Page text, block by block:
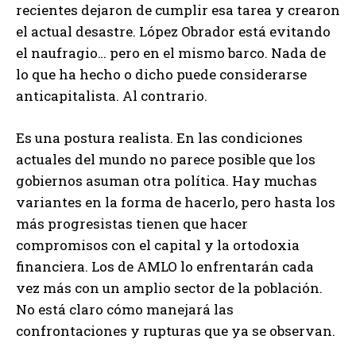
recientes dejaron de cumplir esa tarea y crearon
el actual desastre. López Obrador está evitando
el naufragio… pero en el mismo barco. Nada de
lo que ha hecho o dicho puede considerarse
anticapitalista. Al contrario.
Es una postura realista. En las condiciones
actuales del mundo no parece posible que los
gobiernos asuman otra política. Hay muchas
variantes en la forma de hacerlo, pero hasta los
más progresistas tienen que hacer
compromisos con el capital y la ortodoxia
financiera. Los de AMLO lo enfrentarán cada
vez más con un amplio sector de la población.
No está claro cómo manejará las
confrontaciones y rupturas que ya se observan.